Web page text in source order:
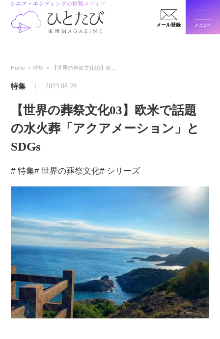
メール登録 メニュー
Home 特集 【世界の葬祭文化03】欧...
特集 2023.08.28
【世界の葬祭文化03】欧米で話題
の水火葬「アクアメーション」と
SDGs
# 特集# 世界の葬祭文化# シリーズ